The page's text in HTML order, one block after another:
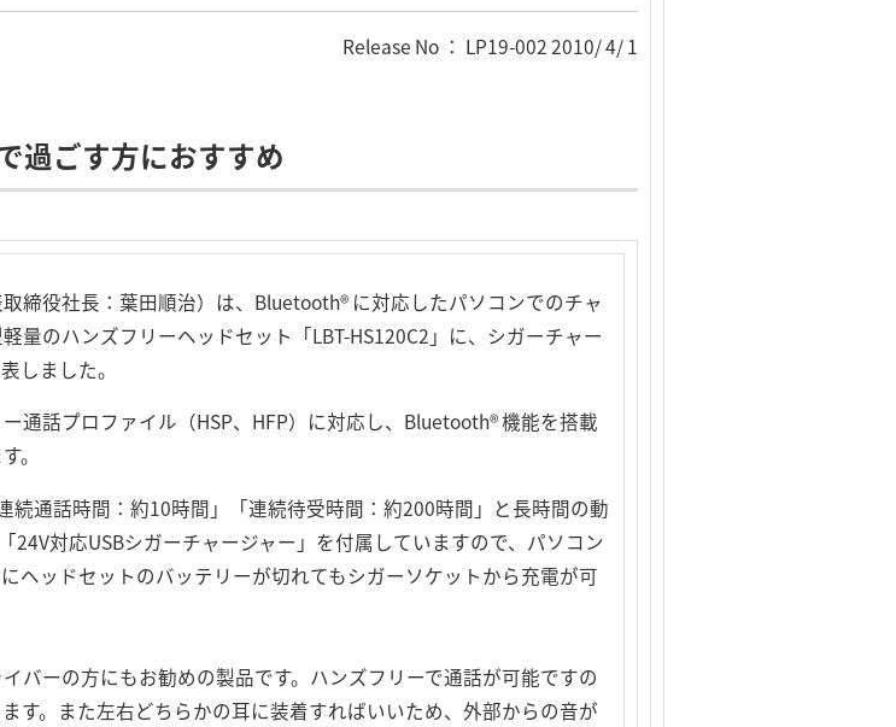
Release No ： LP19-002 2010/ 4/ 1
過ごす方におすすめ
役社長：葉田順治）は、Bluetooth® に対応したパソコンでのチャ
量のハンズフリーヘッドセット「LBT-HS120C2」に、シガーチャー
しました。
通話プロファイル（HSP、HFP）に対応し、Bluetooth® 機能を搭載
。
続通話時間：約10時間」「連続待受時間：約200時間」と長時間の動
24V対応USBシガーチャージャー」を付属していますので、パソコン
ヘッドセットのバッテリーが切れてもシガーソケットから充電が可
バーの方にもお勧めの製品です。ハンズフリーで通話が可能ですの
す。また左右どちらかの耳に装着すればいいため、外部からの音が